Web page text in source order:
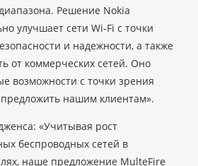
Решение Nokia
улучшает сети Wi-Fi с точки
и надежности, а также
от коммерческих сетей. Оно
возможности с точки зрения
нашим клиентам».
«Учитывая рост
беспроводных сетей в
наше предложение MulteFire